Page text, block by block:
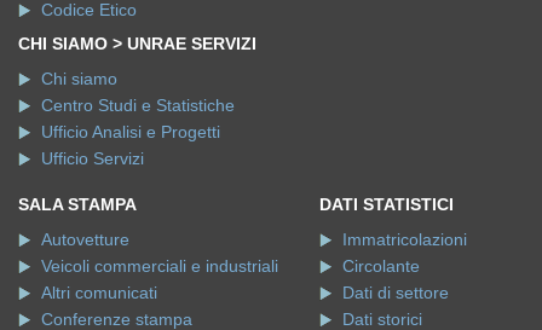
Codice Etico
CHI SIAMO > UNRAE SERVIZI
Chi siamo
Centro Studi e Statistiche
Ufficio Analisi e Progetti
Ufficio Servizi
SALA STAMPA
Autovetture
Veicoli commerciali e industriali
Altri comunicati
Conferenze stampa
DATI STATISTICI
Immatricolazioni
Circolante
Dati di settore
Dati storici